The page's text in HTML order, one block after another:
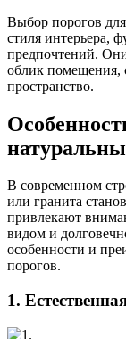
Выбор порогов
стиля интерьера,
предпочтений.
облик помещения,
пространство.
В современном
или гранита
привлекают
видом и
особенности и
порогов.
1.